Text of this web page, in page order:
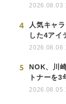
2026.08.03
4
人気キャ
した4アイ
2026.08.06
5
NOK、川
トナーを3
2026.08.05